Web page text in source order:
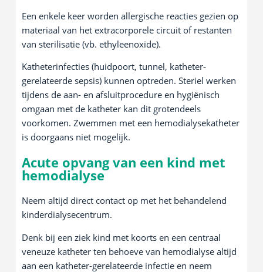
Een enkele keer worden allergische reacties gezien op
materiaal van het extracorporele circuit of restanten
van sterilisatie (vb. ethyleenoxide).
Katheterinfecties (huidpoort, tunnel, katheter-
gerelateerde sepsis) kunnen optreden. Steriel werken
tijdens de aan- en afsluitprocedure en hygiënisch
omgaan met de katheter kan dit grotendeels
voorkomen. Zwemmen met een hemodialysekatheter
is doorgaans niet mogelijk.
Acute opvang van een kind met
hemodialyse
Neem altijd direct contact op met het behandelend
kinderdialysecentrum.
Denk bij een ziek kind met koorts en een centraal
veneuze katheter ten behoeve van hemodialyse altijd
aan een katheter-gerelateerde infectie en neem